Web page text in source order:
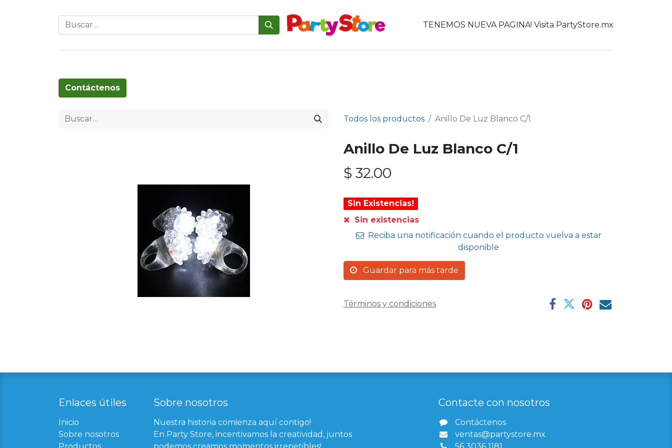
TENEMOS NUEVA PAGINA! Visita PartyStore.mx
Contáctenos
Todos los productos Anillo De Luz Blanco C/1
Anillo De Luz Blanco C/1
$ 32.00
Sin Existencias!
Sin existencias
Reciba una notificación cuando el producto vuelva a estar
disponible
Guardar para más tarde
Términos y condiciones
Enlaces útil​es
Inicio
Sobre nosotros
Sobre nosotros
Nuestra historia comienza aquí contigo!
En Party Store, incentivamos la creatividad, juntos
Contacte con nosotros
Contáctenos
ventas@partystore.mx